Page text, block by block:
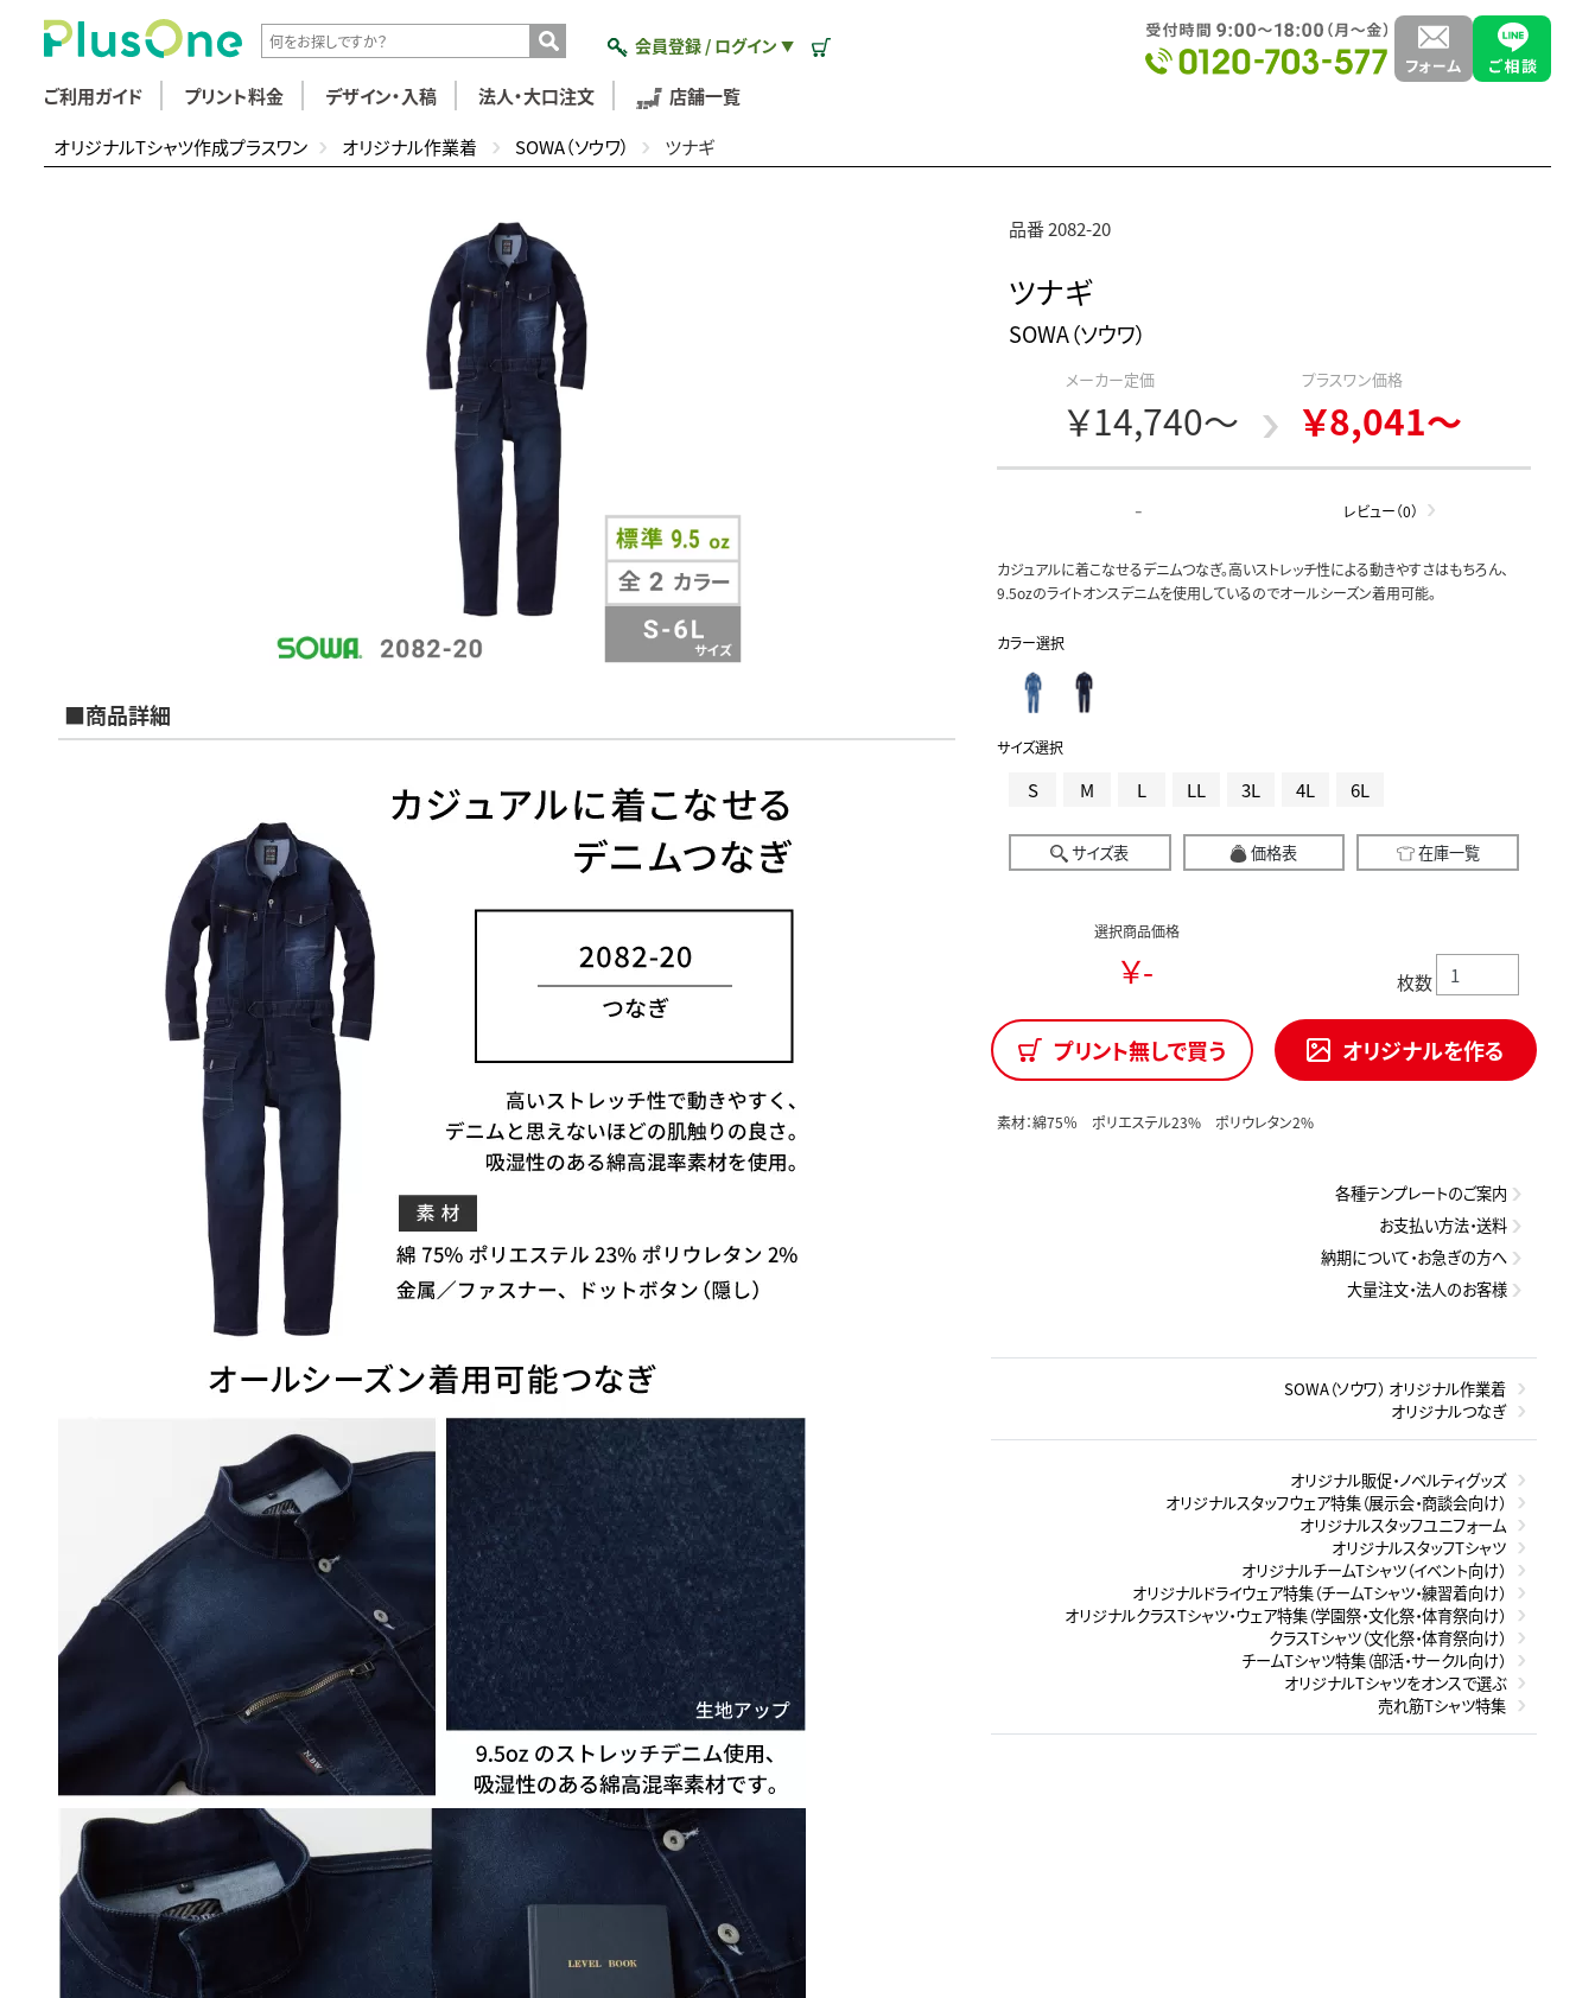
会員登録 / ログイン ▼
ご利用ガイド プリント料金 デザイン・入稿 法人・大口注文 店舗一覧
オリジナルTシャツ作成プラスワン オリジナル作業着 SOWA（ソウワ） ツナギ
■商品詳細
品番 2082-20
ツナギ
SOWA（ソウワ）
メーカー定価
￥14,740～
プラスワン価格
￥8,041～
- レビュー（0）
カジュアルに着こなせるデニムつなぎ。高いストレッチ性による動きやすさはもちろん、
9.5ozのライトオンスデニムを使用しているのでオールシーズン着用可能。
カラー選択
サイズ選択
S M L LL 3L 4L 6L
サイズ表 価格表 在庫一覧
選択商品価格
￥- 枚数
プリント無しで買う オリジナルを作る
素材：綿75％ ポリエステル23% ポリウレタン2%
各種テンプレートのご案内
お支払い方法・送料
納期について・お急ぎの方へ
大量注文・法人のお客様
SOWA（ソウワ） オリジナル作業着
オリジナルつなぎ
オリジナル販促・ノベルティグッズ
オリジナルスタッフウェア特集（展示会・商談会向け）
オリジナルスタッフユニフォーム
オリジナルスタッフTシャツ
オリジナルチームTシャツ（イベント向け）
オリジナルドライウェア特集（チームTシャツ・練習着向け）
オリジナルクラスTシャツ・ウェア特集（学園祭・文化祭・体育祭向け）
クラスTシャツ（文化祭・体育祭向け）
チームTシャツ特集（部活・サークル向け）
オリジナルTシャツをオンスで選ぶ
売れ筋Tシャツ特集